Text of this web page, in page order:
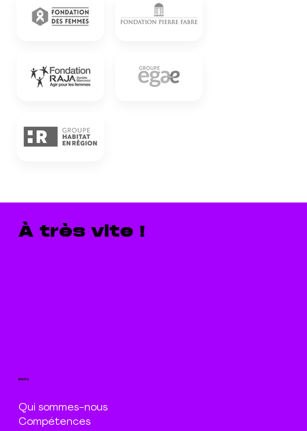
À très vite !
menu
Qui sommes-nous
Compétences